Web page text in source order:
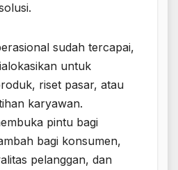
sudah tercapai,
untuk
riset pasar, atau
karyawan.
pintu bagi
bagi konsumen,
pelanggan, dan